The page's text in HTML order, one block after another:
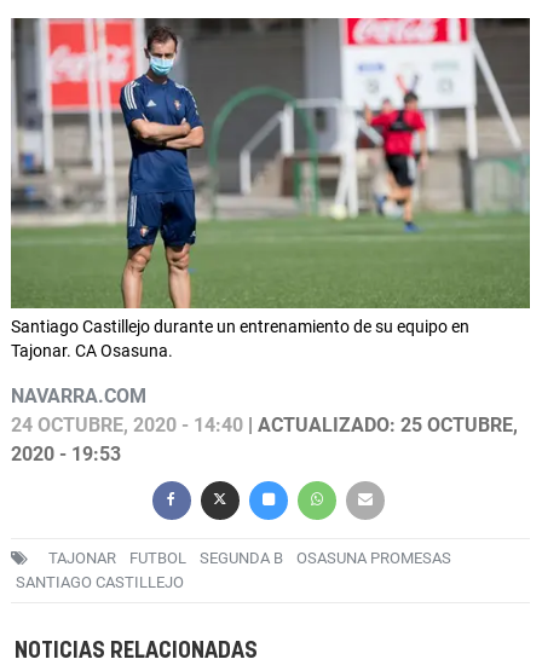
Santiago Castillejo durante un entrenamiento de su equipo en
Tajonar. CA Osasuna.
NAVARRA.COM
24 OCTUBRE, 2020 - 14:40 | ACTUALIZADO: 25 OCTUBRE,
2020 - 19:53
TAJONAR FUTBOL SEGUNDA B
OSASUNA PROMESAS
SANTIAGO CASTILLEJO
NOTICIAS RELACIONADAS